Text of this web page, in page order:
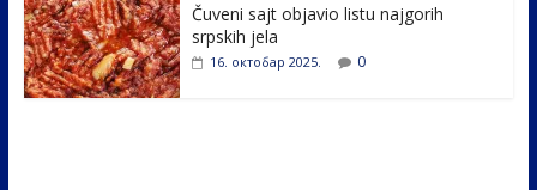
Čuveni sajt objavio listu najgorih
srpskih jela
16. октобар 2025. 0